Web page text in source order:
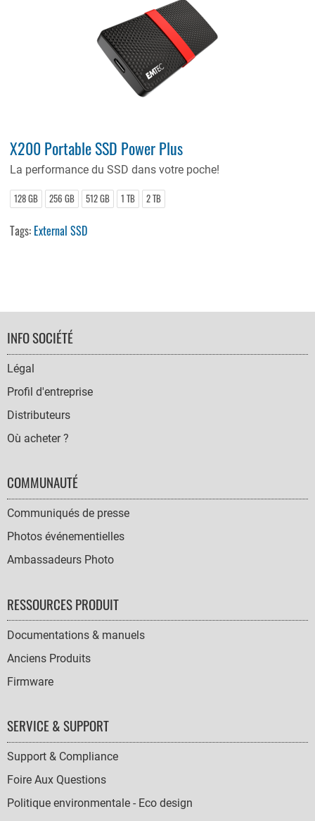
X200 Portable SSD Power Plus
La performance du SSD dans votre poche!
128 GB 256 GB 512 GB 1 TB 2 TB
Tags: External SSD
FOOTER
NAVIGATION
INFO SOCIÉTÉ
Légal
Profil d'entreprise
Distributeurs
Où acheter ?
COMMUNAUTÉ
Communiqués de presse
Photos événementielles
Ambassadeurs Photo
RESSOURCES PRODUIT
Documentations & manuels
Anciens Produits
Firmware
SERVICE & SUPPORT
Support & Compliance
Foire Aux Questions
Politique environmentale - Eco design